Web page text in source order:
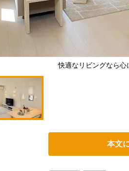
快適なリビングなら
本文